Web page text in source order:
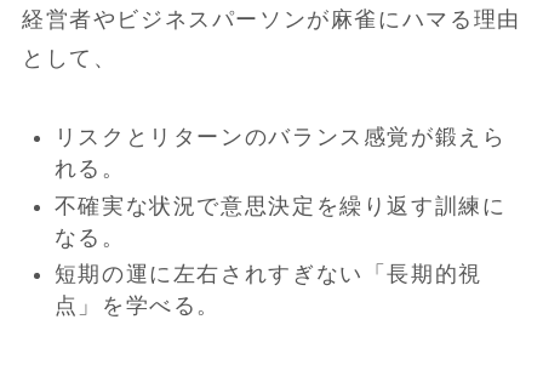
経営者やビジネスパーソンが麻雀にハマる理由
として、
リスクとリターンのバランス感覚が鍛えら
れる。
不確実な状況で意思決定を繰り返す訓練に
なる。
短期の運に左右されすぎない「長期的視
点」を学べる。